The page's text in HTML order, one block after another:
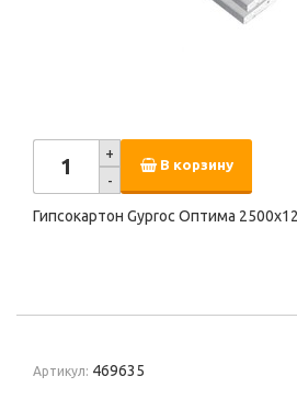
+
-
В корзину
Гипсокартон Gyproc Оптима
Артикул: 469635